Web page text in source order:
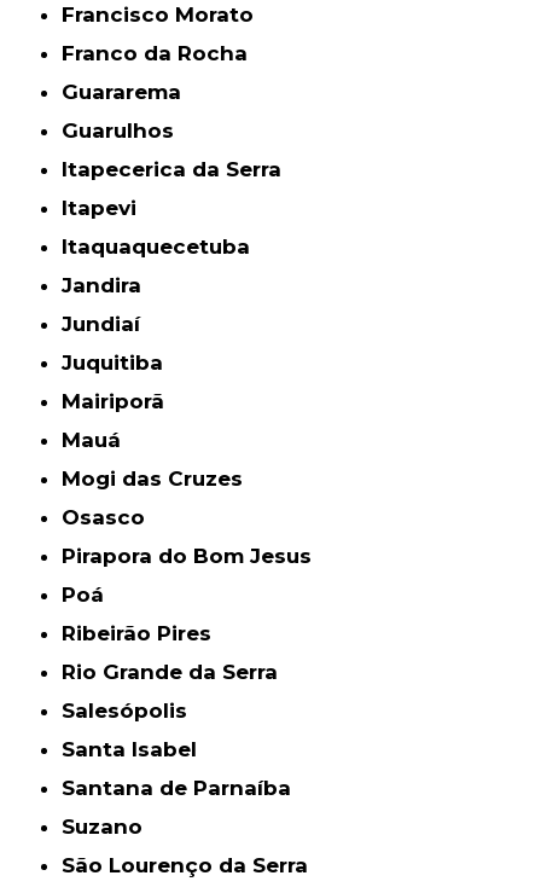
Francisco Morato
Franco da Rocha
Guararema
Guarulhos
Itapecerica da Serra
Itapevi
Itaquaquecetuba
Jandira
Jundiaí
Juquitiba
Mairiporã
Mauá
Mogi das Cruzes
Osasco
Pirapora do Bom Jesus
Poá
Ribeirão Pires
Rio Grande da Serra
Salesópolis
Santa Isabel
Santana de Parnaíba
Suzano
São Lourenço da Serra